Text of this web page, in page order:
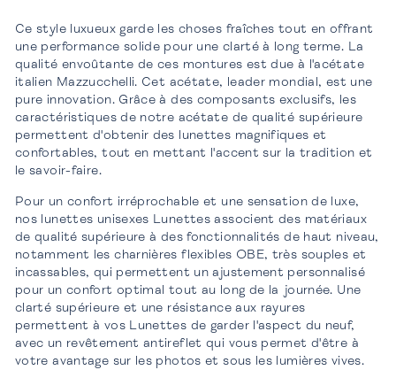
Ce style luxueux garde les choses fraîches tout en offrant
une performance solide pour une clarté à long terme. La
qualité envoûtante de ces montures est due à l'acétate
italien Mazzucchelli. Cet acétate, leader mondial, est une
pure innovation. Grâce à des composants exclusifs, les
caractéristiques de notre acétate de qualité supérieure
permettent d'obtenir des lunettes magnifiques et
confortables, tout en mettant l'accent sur la tradition et
le savoir-faire.
Pour un confort irréprochable et une sensation de luxe,
nos lunettes unisexes Lunettes associent des matériaux
de qualité supérieure à des fonctionnalités de haut niveau,
notamment les charnières flexibles OBE, très souples et
incassables, qui permettent un ajustement personnalisé
pour un confort optimal tout au long de la journée. Une
clarté supérieure et une résistance aux rayures
permettent à vos Lunettes de garder l'aspect du neuf,
avec un revêtement antireflet qui vous permet d'être à
votre avantage sur les photos et sous les lumières vives.